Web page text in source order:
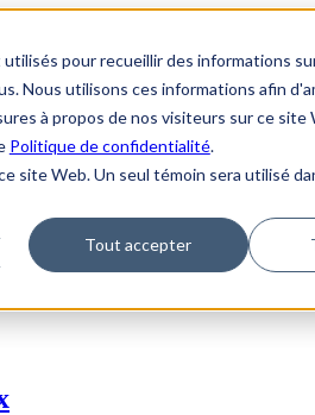
pour recueillir des informations
Nous utilisons ces informations afin
à propos de nos visiteurs sur ce
Politique de confidentialité.
site Web. Un seul témoin sera utilisé
Tout accepter